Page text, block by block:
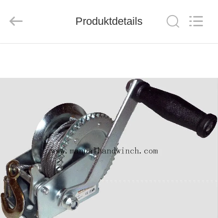
ÜBER
WERKSBESICHTIGUNG
QUALITÄTSKONTROLLE
Tools
Co.,Ltd..
Reserved.
Produktdetails